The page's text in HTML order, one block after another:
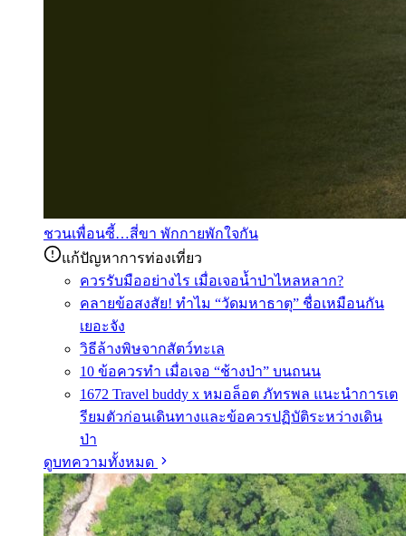
ชวนเพื่อนซี้…สี่ขา พักกายพักใจกัน
แก้ปัญหาการท่องเที่ยว
ควรรับมืออย่างไร เมื่อเจอน้ำป่าไหลหลาก?
คลายข้อสงสัย! ทำไม “วัดมหาธาตุ” ชื่อเหมือนกัน
เยอะจัง
วิธีล้างพิษจากสัตว์ทะเล
10 ข้อควรทำ เมื่อเจอ “ช้างป่า” บนถนน
1672 Travel buddy x หมอล็อต ภัทรพล แนะนำการเต
รียมตัวก่อนเดินทางและข้อควรปฏิบัติระหว่างเดิน
ป่า
ดูบทความทั้งหมด